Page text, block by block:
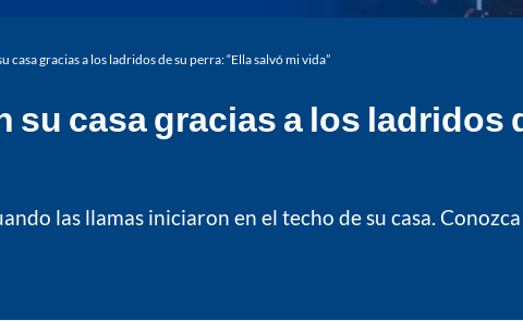
casa gracias a los ladridos de su perra: “Ella salvó mi vida”
su casa gracias a los ladridos
las llamas iniciaron en el techo de su casa.